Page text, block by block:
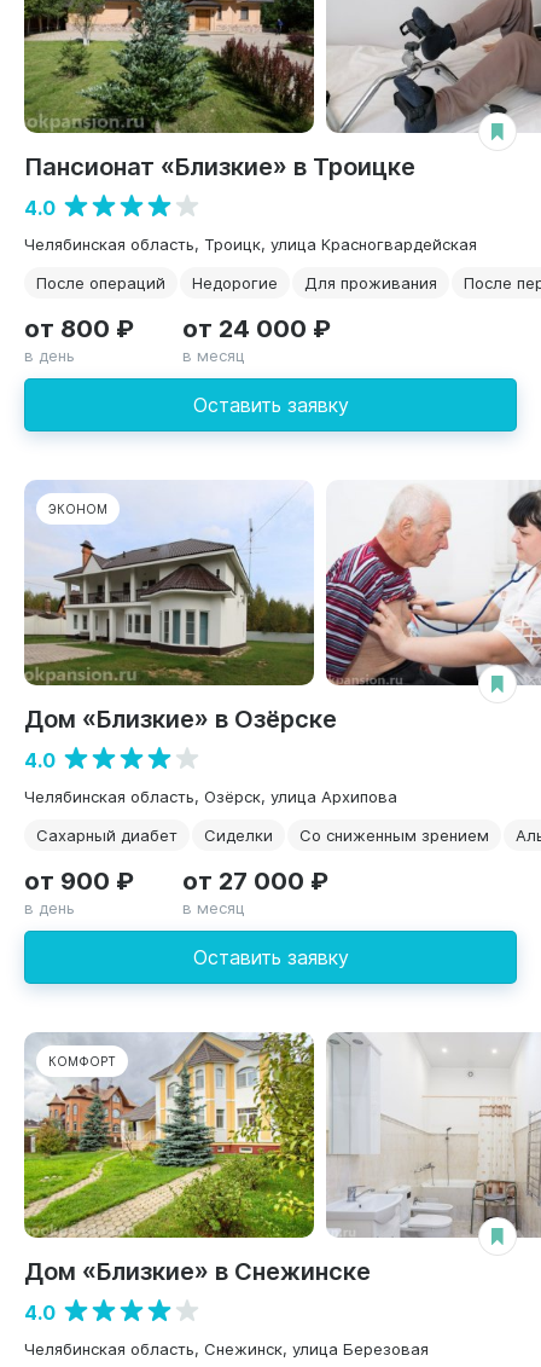
Пансионат «Близкие» в Троицке
4.0
Челябинская область, Троицк, улица Красногвардейская
После операций
Недорогие Для проживания После
Оставить заявку
от 800 ₽
в день
от 24 000 ₽
в месяц
ЭКОНОМ
Дом «Близкие» в Озёрске
4.0
Челябинская область, Озёрск, улица Архипова
Сахарный диабет
Сиделки Со сниженным зрением
Оставить заявку
от 900 ₽
в день
от 27 000 ₽
в месяц
КОМФОРТ
Дом «Близкие» в Снежинске
4.0
Челябинская область, Снежинск, улица Березовая